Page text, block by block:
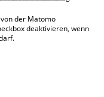
der Matomo
deaktivieren, wenn